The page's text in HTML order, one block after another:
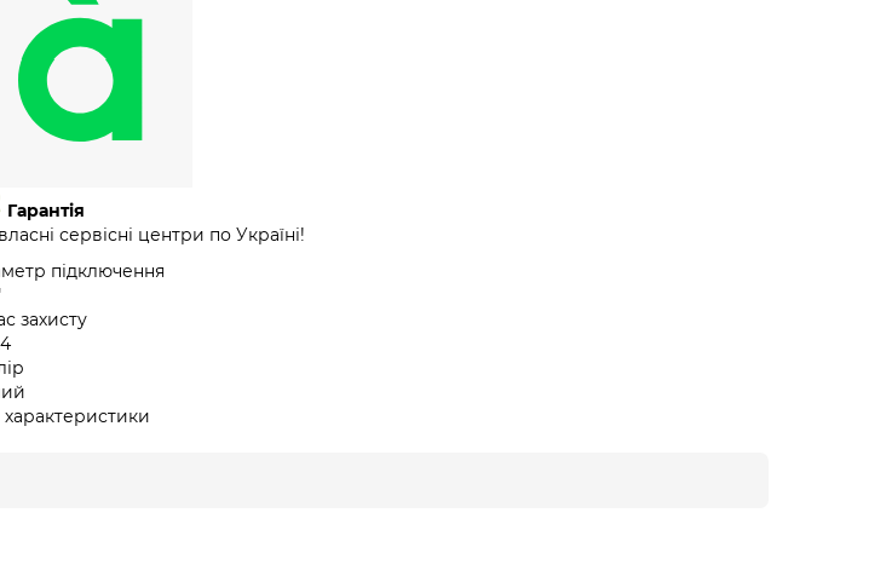
Гарантія
сервісні центри по Україні!
підключення
захисту
характеристики